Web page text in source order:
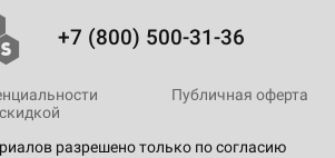
+7 (800) 500-31-36
разрешено только по согласию
Публичная оферта